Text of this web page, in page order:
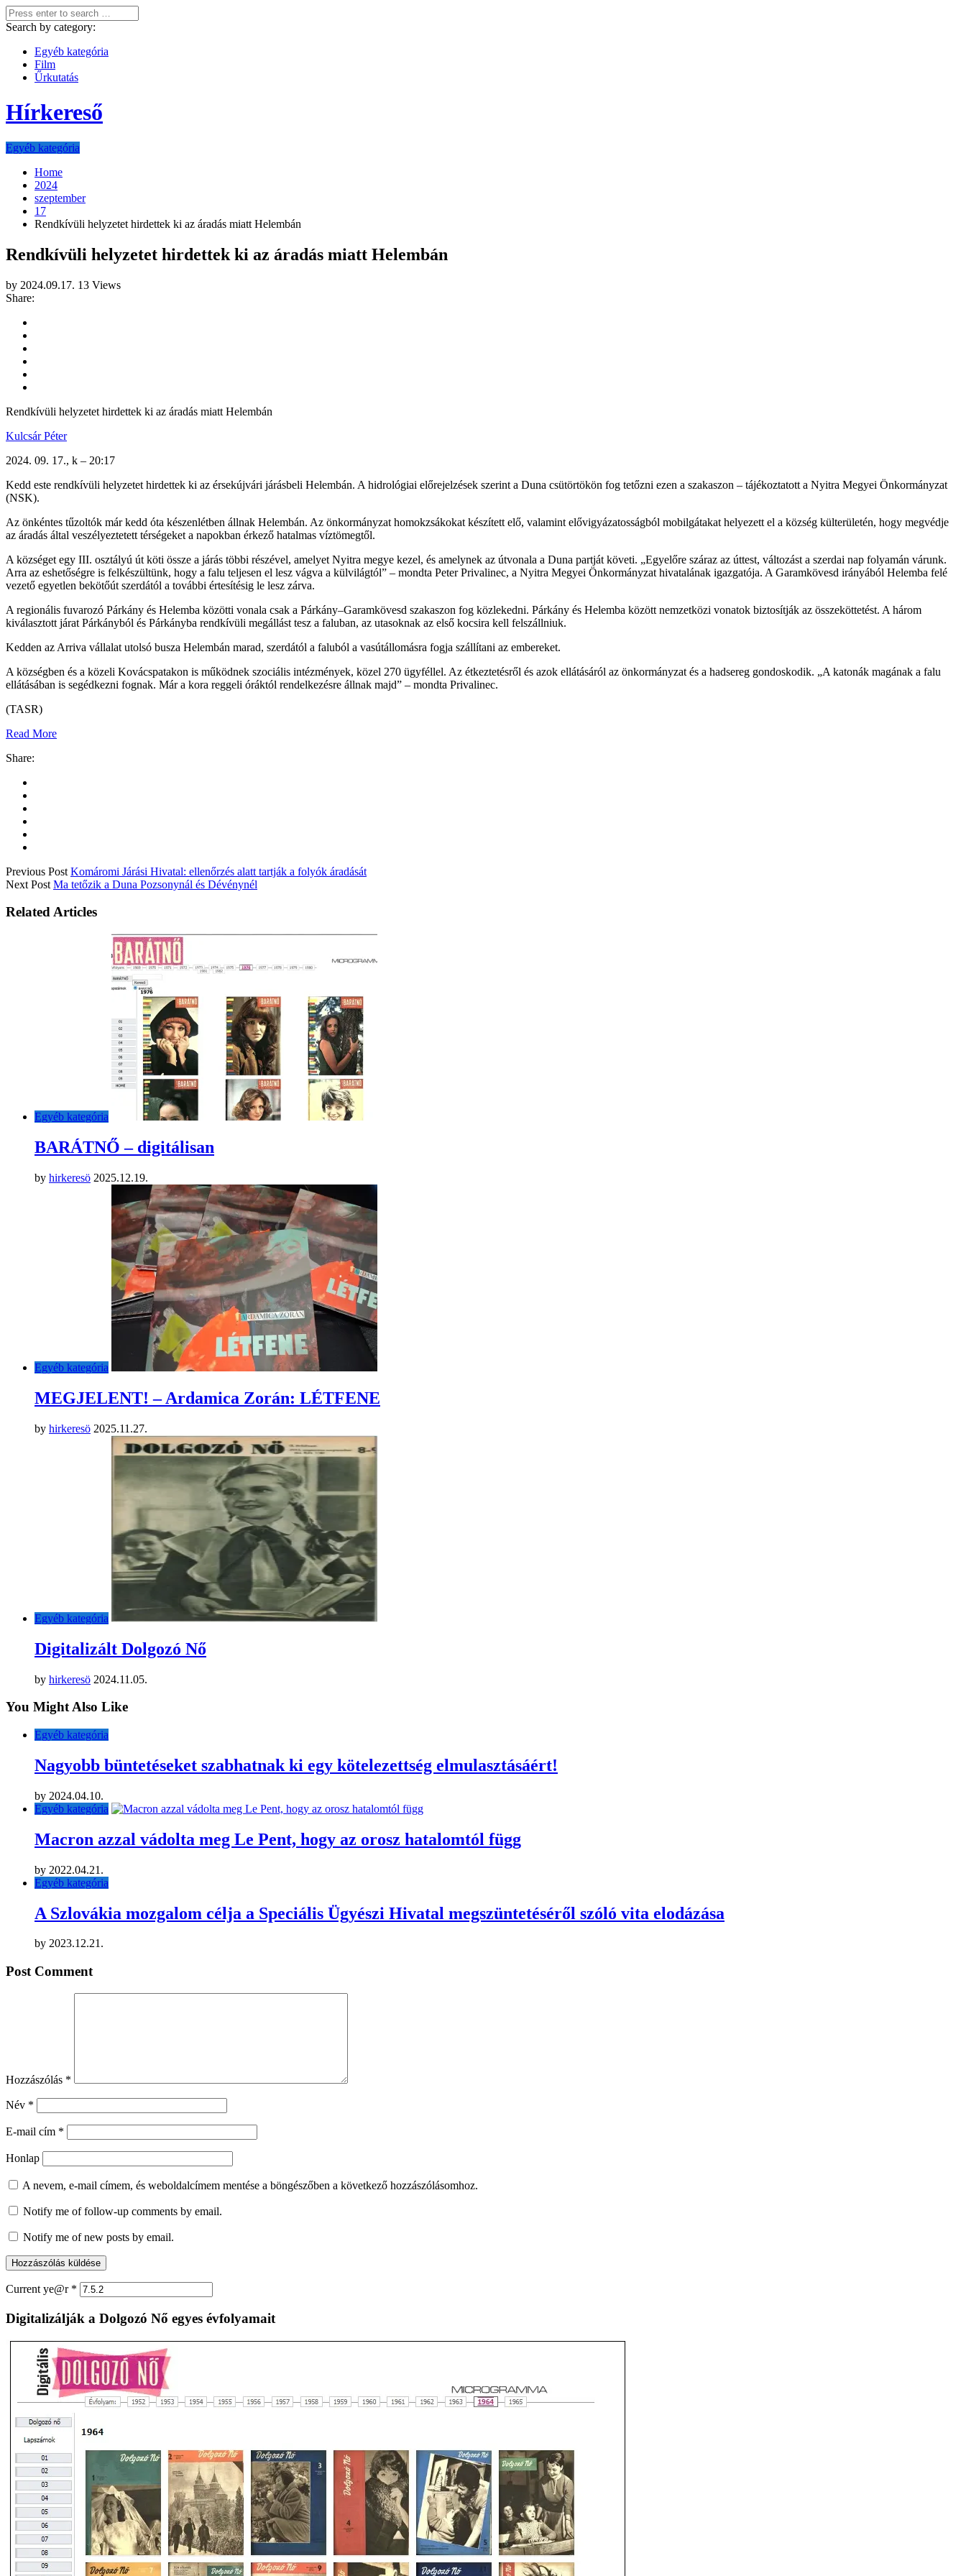
Search by category:
Egyéb kategória
Film
Űrkutatás
Hírkereső
Egyéb kategória
Home
2024
szeptember
17
Rendkívüli helyzetet hirdettek ki az áradás miatt Helembán
Rendkívüli helyzetet hirdettek ki az áradás miatt Helembán
by 2024.09.17. 13 Views
Share:
Rendkívüli helyzetet hirdettek ki az áradás miatt Helembán
Kulcsár Péter
2024. 09. 17., k – 20:17
Kedd este rendkívüli helyzetet hirdettek ki az érsekújvári járásbeli Helembán. A hidrológiai előrejelzések szerint a Duna csütörtökön fog tetőzni ezen a szakaszon – tájékoztatott a Nyitra Megyei Önkormányzat
(NSK).
Az önkéntes tűzoltók már kedd óta készenlétben állnak Helembán. Az önkormányzat homokzsákokat készített elő, valamint elővigyázatosságból mobilgátakat helyezett el a község külterületén, hogy megvédje
az áradás által veszélyeztetett térségeket a napokban érkező hatalmas víztömegtől.
A községet egy III. osztályú út köti össze a járás többi részével, amelyet Nyitra megye kezel, és amelynek az útvonala a Duna partját követi. „Egyelőre száraz az úttest, változást a szerdai nap folyamán várunk.
Arra az eshetőségre is felkészültünk, hogy a falu teljesen el lesz vágva a külvilágtól” – mondta Peter Privalinec, a Nyitra Megyei Önkormányzat hivatalának igazgatója. A Garamkövesd irányából Helemba felé
vezető egyetlen bekötőút szerdától a további értesítésig le lesz zárva.
A regionális fuvarozó Párkány és Helemba közötti vonala csak a Párkány–Garamkövesd szakaszon fog közlekedni. Párkány és Helemba között nemzetközi vonatok biztosítják az összeköttetést. A három
kiválasztott járat Párkányból és Párkányba rendkívüli megállást tesz a faluban, az utasoknak az első kocsira kell felszállniuk.
Kedden az Arriva vállalat utolsó busza Helembán marad, szerdától a faluból a vasútállomásra fogja szállítani az embereket.
A községben és a közeli Kovácspatakon is működnek szociális intézmények, közel 270 ügyféllel. Az étkeztetésről és azok ellátásáról az önkormányzat és a hadsereg gondoskodik. „A katonák magának a falu
ellátásában is segédkezni fognak. Már a kora reggeli óráktól rendelkezésre állnak majd” – mondta Privalinec.
(TASR)
Read More
Share:
Previous Post Komáromi Járási Hivatal: ellenőrzés alatt tartják a folyók áradását
Next Post Ma tetőzik a Duna Pozsonynál és Dévénynél
Related Articles
Egyéb kategória
BARÁTNŐ – digitálisan
by hirkeresö 2025.12.19.
Egyéb kategória
MEGJELENT! – Ardamica Zorán: LÉTFENE
by hirkeresö 2025.11.27.
Egyéb kategória
Digitalizált Dolgozó Nő
by hirkeresö 2024.11.05.
You Might Also Like
Egyéb kategória
Nagyobb büntetéseket szabhatnak ki egy kötelezettség elmulasztásáért!
by 2024.04.10.
Egyéb kategória
Macron azzal vádolta meg Le Pent, hogy az orosz hatalomtól függ
by 2022.04.21.
Egyéb kategória
A Szlovákia mozgalom célja a Speciális Ügyészi Hivatal megszüntetéséről szóló vita elodázása
by 2023.12.21.
Post Comment
Hozzászólás *
Név *
E-mail cím *
Honlap
A nevem, e-mail címem, és weboldalcímem mentése a böngészőben a következő hozzászólásomhoz.
Notify me of follow-up comments by email.
Notify me of new posts by email.
Current ye@r *
Digitalizálják a Dolgozó Nő egyes évfolyamait